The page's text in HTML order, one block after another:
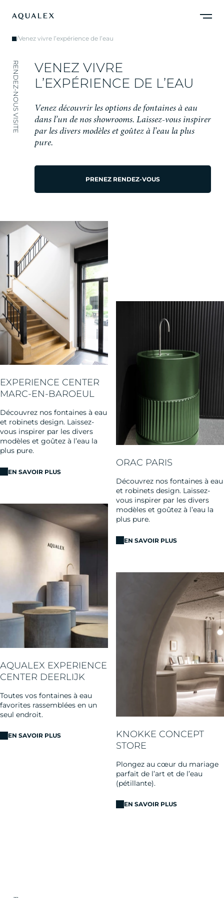
/Venez vivre l’expérience de l’eau
RENDEZ-NOUS VISITE VENEZ VIVRE
L’EXPÉRIENCE DE L’EAU
Venez découvrir les options de fontaines à eau
dans l’un de nos showrooms. Laissez-vous inspirer
par les divers modèles et goûtez à l’eau la plus
pure.
PRENEZ RENDEZ-VOUS
EXPERIENCE CENTER
MARC-EN-BAROEUL
Découvrez nos fontaines à eau
et robinets design. Laissez-
vous inspirer par les divers
modèles et goûtez à l’eau la
plus pure.
EN SAVOIR PLUS
ORAC PARIS
Découvrez nos fontaines à eau
et robinets design. Laissez-
vous inspirer par les divers
modèles et goûtez à l’eau la
plus pure.
EN SAVOIR PLUS
AQUALEX EXPERIENCE
CENTER DEERLIJK
Toutes vos fontaines à eau
favorites rassemblées en un
seul endroit.
EN SAVOIR PLUS
KNOKKE CONCEPT
STORE
Plongez au cœur du mariage
parfait de l’art et de l’eau
(pétillante).
EN SAVOIR PLUS